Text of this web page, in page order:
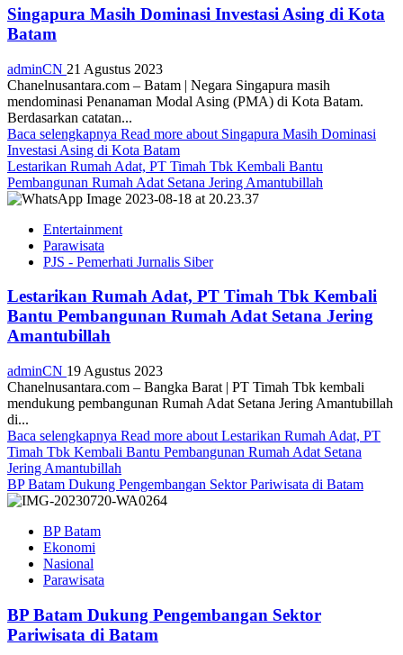
Singapura Masih Dominasi Investasi Asing di Kota
Batam
adminCN 21 Agustus 2023
Chanelnusantara.com – Batam | Negara Singapura masih
mendominasi Penanaman Modal Asing (PMA) di Kota Batam.
Berdasarkan catatan...
Baca selengkapnya Read more about Singapura Masih Dominasi
Investasi Asing di Kota Batam
Lestarikan Rumah Adat, PT Timah Tbk Kembali Bantu
Pembangunan Rumah Adat Setana Jering Amantubillah
Entertainment
Parawisata
PJS - Pemerhati Jurnalis Siber
Lestarikan Rumah Adat, PT Timah Tbk Kembali
Bantu Pembangunan Rumah Adat Setana Jering
Amantubillah
adminCN 19 Agustus 2023
Chanelnusantara.com – Bangka Barat | PT Timah Tbk kembali
mendukung pembangunan Rumah Adat Setana Jering Amantubillah
di...
Baca selengkapnya Read more about Lestarikan Rumah Adat, PT
Timah Tbk Kembali Bantu Pembangunan Rumah Adat Setana
Jering Amantubillah
BP Batam Dukung Pengembangan Sektor Pariwisata di Batam
BP Batam
Ekonomi
Nasional
Parawisata
BP Batam Dukung Pengembangan Sektor
Pariwisata di Batam